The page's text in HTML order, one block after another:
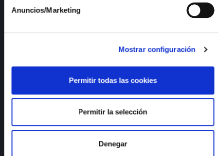
Anuncios/Marketing
Mostrar configuración
Permitir todas las cookies
Permitir la selección
Denegar
Presentación
Servicios
Calidad y medioambiente
Documentos de interés